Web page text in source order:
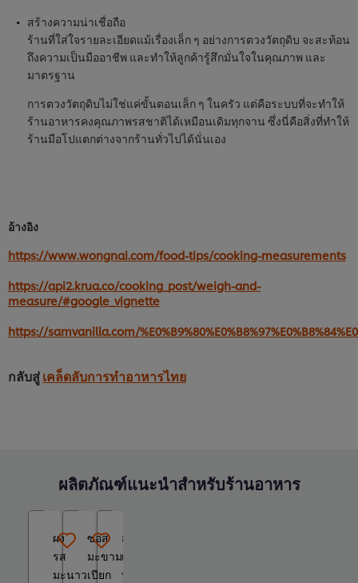
สร้างความน่าเชื่อถือ
ร้านที่ใส่ใจรายละเอียดแม้เรื่องเล็ก ๆ อย่างการตวงวัตถุดิบ จะสะท้อน
ถึงความเป็นมืออาชีพ และทำให้ลูกค้ารู้สึกมั่นใจในคุณภาพ และ
มาตรฐาน
การตวงวัตถุดิบไม่ใช่แค่ขั้นตอนเล็ก ๆ ในครัว แต่คือระบบที่จะทำให้
ร้านอาหารคงคุณภาพรสชาติได้เหมือนเดิมทุกจาน ซึ่งนี่คือสิ่งที่ทำให้
ร้านมือโปแตกต่างจากร้านทั่วไปได้นั่นเอง
อ้างอิง
https://www.wongnai.com/food-tips/cooking-measurements
https://api2.krua.co/cooking_post/weigh-and-
measure/#google_vignette
https://samvanilla.com/
กลับสู่เคล็ดลับการทำอาหารไทย
ผลิตภัณฑ์แนะนำสำหรับร้านอาหาร
ผง
รส
มะนาว
ซอส
มะขาม
เปียก
สาม
เกลอ
พร้อม